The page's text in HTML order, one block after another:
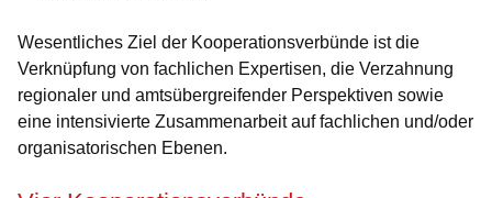
Wesentliches Ziel der Kooperationsverbünde ist die
Verknüpfung von fachlichen Expertisen, die Verzahnung
regionaler und amtsübergreifender Perspektiven sowie
eine intensivierte Zusammenarbeit auf fachlichen und/oder
organisatorischen Ebenen.